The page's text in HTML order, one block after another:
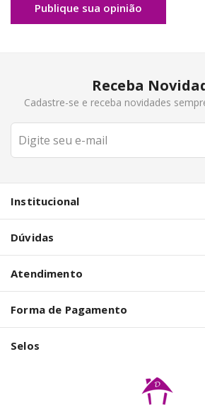
Publique sua opinião
Receba
Cadastre-se e receba novidades
Institucional
Dúvidas
Atendimento
Forma de Pagamento
Selos